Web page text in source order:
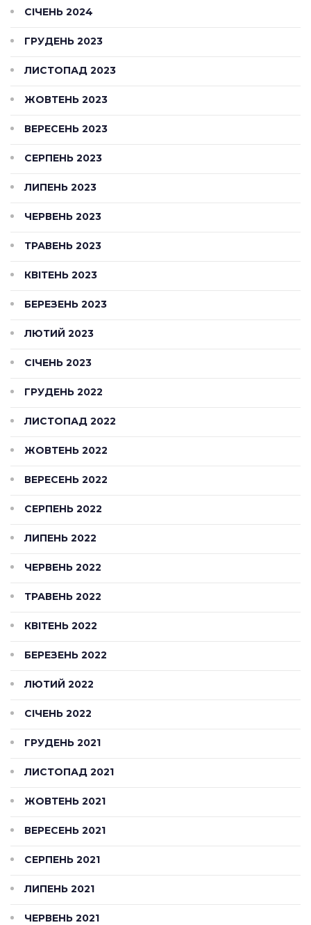
СІЧЕНЬ 2024
ГРУДЕНЬ 2023
ЛИСТОПАД 2023
ЖОВТЕНЬ 2023
ВЕРЕСЕНЬ 2023
СЕРПЕНЬ 2023
ЛИПЕНЬ 2023
ЧЕРВЕНЬ 2023
ТРАВЕНЬ 2023
КВІТЕНЬ 2023
БЕРЕЗЕНЬ 2023
ЛЮТИЙ 2023
СІЧЕНЬ 2023
ГРУДЕНЬ 2022
ЛИСТОПАД 2022
ЖОВТЕНЬ 2022
ВЕРЕСЕНЬ 2022
СЕРПЕНЬ 2022
ЛИПЕНЬ 2022
ЧЕРВЕНЬ 2022
ТРАВЕНЬ 2022
КВІТЕНЬ 2022
БЕРЕЗЕНЬ 2022
ЛЮТИЙ 2022
СІЧЕНЬ 2022
ГРУДЕНЬ 2021
ЛИСТОПАД 2021
ЖОВТЕНЬ 2021
ВЕРЕСЕНЬ 2021
СЕРПЕНЬ 2021
ЛИПЕНЬ 2021
ЧЕРВЕНЬ 2021